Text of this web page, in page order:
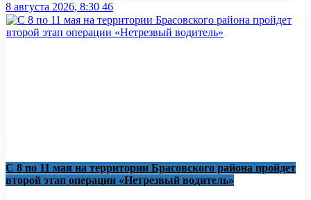
8 августа 2026, 8:30 46
С 8 по 11 мая на территории Брасовского района пройдет
второй этап операции «Нетрезвый водитель»